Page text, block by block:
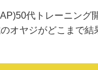
代トレーニング
オヤジがどこまで